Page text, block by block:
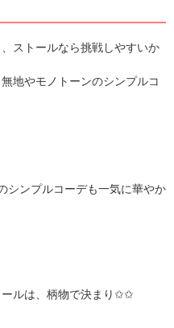
ストールなら挑戦しやすいか
地やモノトーンのシンプルコ
シンプルコーデも一気に華やか
ールは、柄物で決まり✩✩